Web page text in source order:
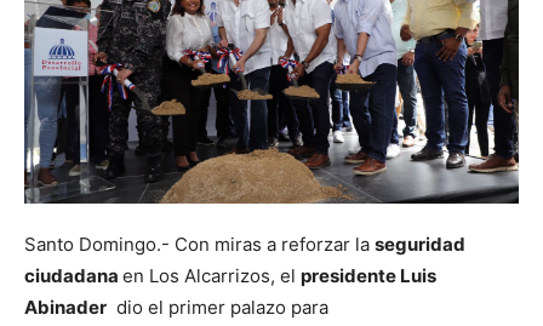
Santo Domingo.- Con miras a reforzar la seguridad
ciudadana en Los Alcarrizos, el presidente Luis
Abinader dio el primer palazo para